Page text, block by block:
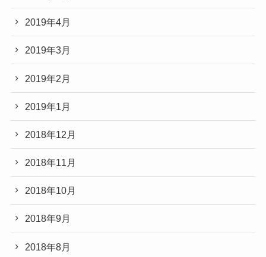
2019年4月
2019年3月
2019年2月
2019年1月
2018年12月
2018年11月
2018年10月
2018年9月
2018年8月